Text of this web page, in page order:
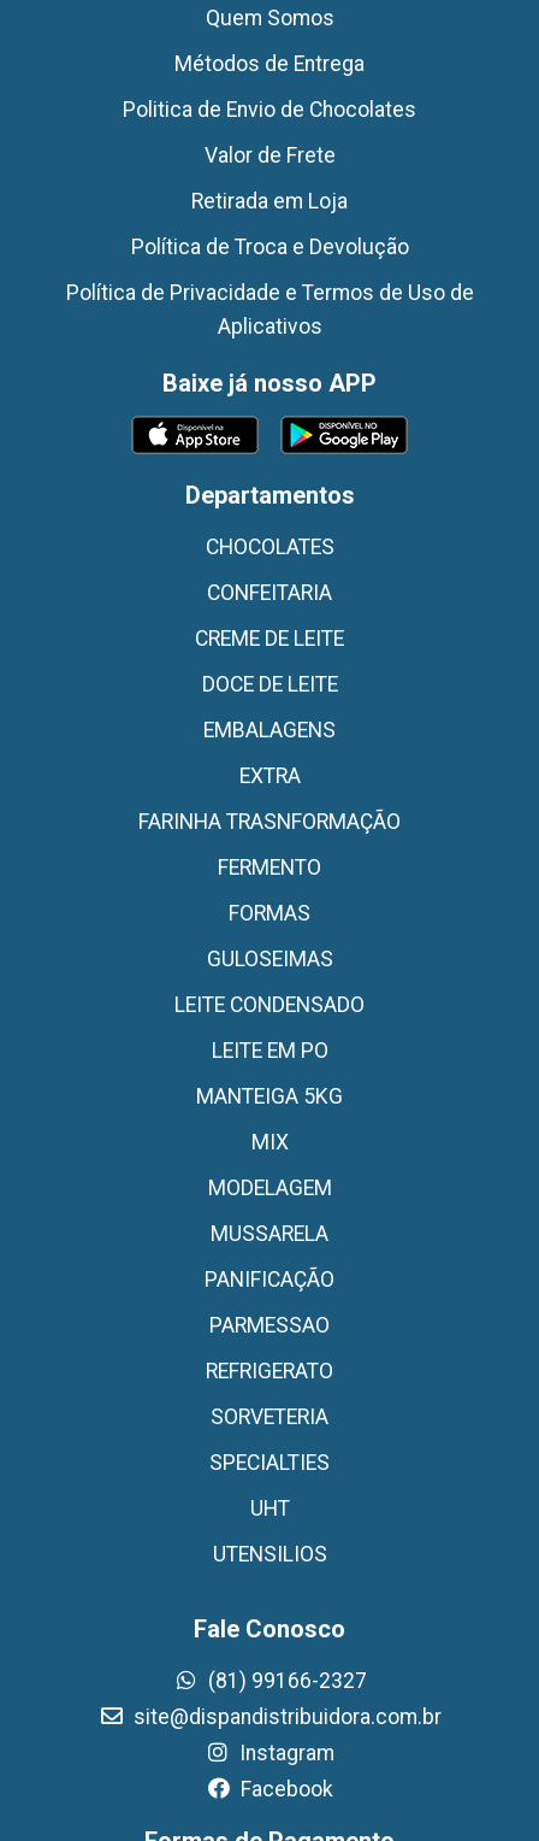
Quem Somos
Métodos de Entrega
Politica de Envio de Chocolates
Valor de Frete
Retirada em Loja
Política de Troca e Devolução
Política de Privacidade e Termos de Uso de
Aplicativos
Baixe já nosso APP
Departamentos
CHOCOLATES
CONFEITARIA
CREME DE LEITE
DOCE DE LEITE
EMBALAGENS
EXTRA
FARINHA TRASNFORMAÇÃO
FERMENTO
FORMAS
GULOSEIMAS
LEITE CONDENSADO
LEITE EM PO
MANTEIGA 5KG
MIX
MODELAGEM
MUSSARELA
PANIFICAÇÃO
PARMESSAO
REFRIGERATO
SORVETERIA
SPECIALTIES
UHT
UTENSILIOS
Fale Conosco
(81) 99166-2327
site@dispandistribuidora.com.br
Instagram
Facebook